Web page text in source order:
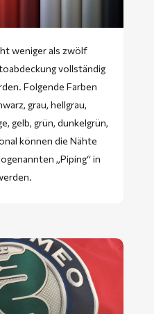
weniger als zwölf
vollständig
Folgende Farben
grau, hellgrau,
gelb, grün, dunkelgrün,
können die Nähte
„Piping“ in